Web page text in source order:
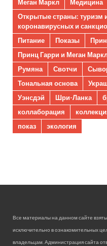
Меган Маркл
Медицина
Открытые страны: туризм
коронавирусных и
Питание
Показы
Принц Гарри и Меган
Румяна
Свотчи
Тональная основа
Уэнсдэй
Шри-Ланка
коллаборация
показ
экология
Все материалы на данном сайте
исключительно в ознакомительных
владельцам. Администрация сайта